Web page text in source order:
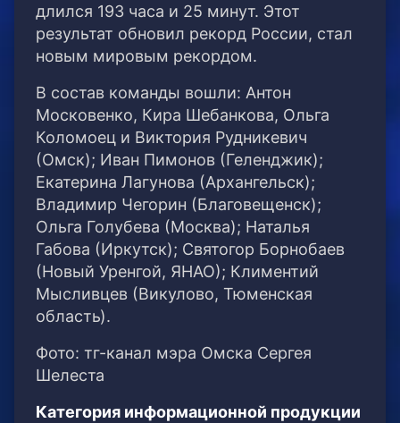
длился 193 часа и 25 минут. Этот
результат обновил рекорд России, стал
новым мировым рекордом.
В состав команды вошли: Антон
Московенко, Кира Шебанкова, Ольга
Коломоец и Виктория Рудникевич
(Омск); Иван Пимонов (Геленджик);
Екатерина Лагунова (Архангельск);
Владимир Чегорин (Благовещенск);
Ольга Голубева (Москва); Наталья
Габова (Иркутск); Святогор Борнобаев
(Новый Уренгой, ЯНАО); Климентий
Мысливцев (Викулово, Тюменская
область).
Фото: тг-канал мэра Омска Сергея
Шелеста
Категория информационной продукции